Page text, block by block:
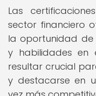
Las
sector financiero
la oportunidad de
y habilidades en
resultar crucial
y destacarse en